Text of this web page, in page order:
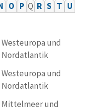
O P Q R S T U
Westeuropa und
Nordatlantik
Westeuropa und
Nordatlantik
Mittelmeer und